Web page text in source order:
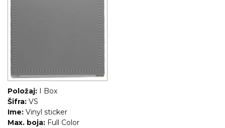
TEKSTIL
RADNA OPREMA
Položaj:
I Box
Šifra: VS
Ime: Vinyl sticker
Max. boja: Full Color